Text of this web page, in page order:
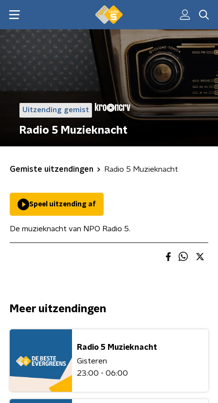
Uitzending gemist
Radio 5 Muzieknacht
Gemiste uitzendingen Radio 5 Muzieknacht
Speel uitzending af
De muzieknacht van NPO Radio 5.
Meer uitzendingen
Radio 5 Muzieknacht
Gisteren
23:00 - 06:00